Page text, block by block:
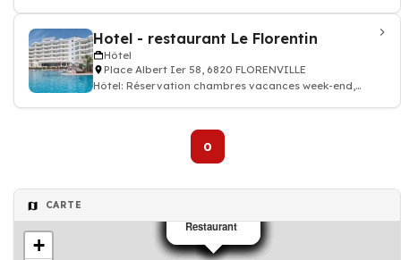
Hotel - restaurant Le Florentin
Hôtel
Place Albert Ier 58, 6820 FLORENVILLE
Hôtel: Réservation chambres vacances week-end,
0
CARTE
Restaurant
Restaurant
Restaurant
Restaurant
Restaurant
Restaurant
Restaurant
Restaurant
Restaurant
+